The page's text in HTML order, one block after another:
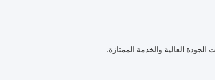
العالية والخدمة الممتازة.